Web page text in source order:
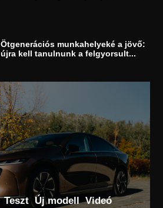
Ötgenerációs munkahelyeké a jövő:
újra kell tanulnunk a felgyorsult...
Teszt Új modell Videó